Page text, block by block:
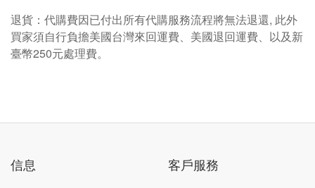
退貨：代購費因已付出所有代購服務流程將無法退還, 此外
買家須自行負擔美國台灣來回運費、美國退回運費、以及新
臺幣250元處理費。
信息 客戶服務